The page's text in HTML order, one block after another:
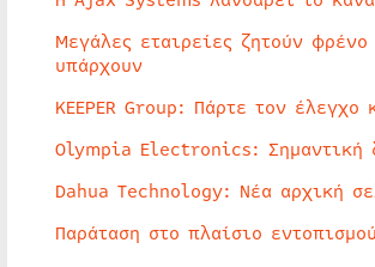
Μεγάλες εταιρείες ζητούν
υπάρχουν
KEEPER Group: Πάρτε τον
Olympia Electronics: Σημαντική
Dahua Technology: Νέα αρχική
Παράταση στο πλαίσιο